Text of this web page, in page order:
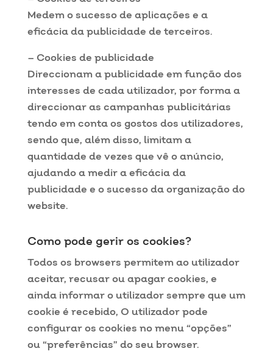
Medem o sucesso de aplicações e a
eficácia da publicidade de terceiros.
– Cookies de publicidade
Direccionam a publicidade em função dos
interesses de cada utilizador, por forma a
direccionar as campanhas publicitárias
tendo em conta os gostos dos utilizadores,
sendo que, além disso, limitam a
quantidade de vezes que vê o anúncio,
ajudando a medir a eficácia da
publicidade e o sucesso da organização do
website.
Como pode gerir os cookies?
Todos os browsers permitem ao utilizador
aceitar, recusar ou apagar cookies, e
ainda informar o utilizador sempre que um
cookie é recebido, O utilizador pode
configurar os cookies no menu “opções”
ou “preferências” do seu browser.